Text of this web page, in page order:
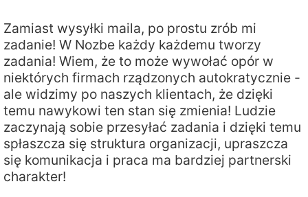
Zamiast wysyłki maila, po prostu zrób mi
zadanie! W Nozbe każdy każdemu tworzy
zadania! Wiem, że to może wywołać opór w
niektórych firmach rządzonych autokratycznie -
ale widzimy po naszych klientach, że dzięki
temu nawykowi ten stan się zmienia! Ludzie
zaczynają sobie przesyłać zadania i dzięki temu
spłaszcza się struktura organizacji, upraszcza
się komunikacja i praca ma bardziej partnerski
charakter!